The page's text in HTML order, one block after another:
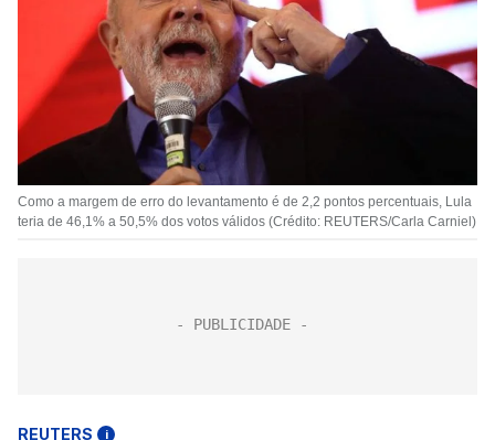
Como a margem de erro do levantamento é de 2,2 pontos percentuais, Lula
teria de 46,1% a 50,5% dos votos válidos (Crédito: REUTERS/Carla Carniel)
REUTERS i